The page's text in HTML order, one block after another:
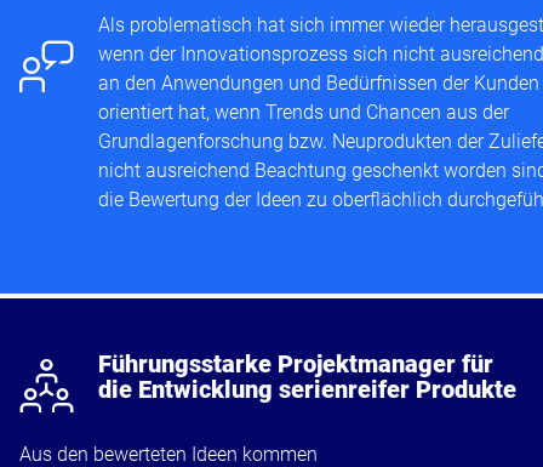
t
Als problematisch hat sich immer wieder
wenn der Innovationsprozess sich nicht
an den Anwendungen und Bedürfnissen der Kunden
orientiert hat, wenn Trends und Chancen aus der
Grundlagenforschung bzw. Neuprodukten der
nicht ausreichend Beachtung geschenkt worden
die Bewertung der Ideen zu oberflächlich
j
Führungsstarke Projektmanager für
die Entwicklung serienreifer Produkte
Aus den bewerteten Ideen kommen